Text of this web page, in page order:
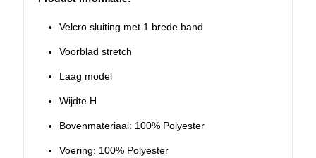
Velcro sluiting met 1 brede band
Voorblad stretch
Laag model
Wijdte H
Bovenmateriaal: 100% Polyester
Voering: 100% Polyester